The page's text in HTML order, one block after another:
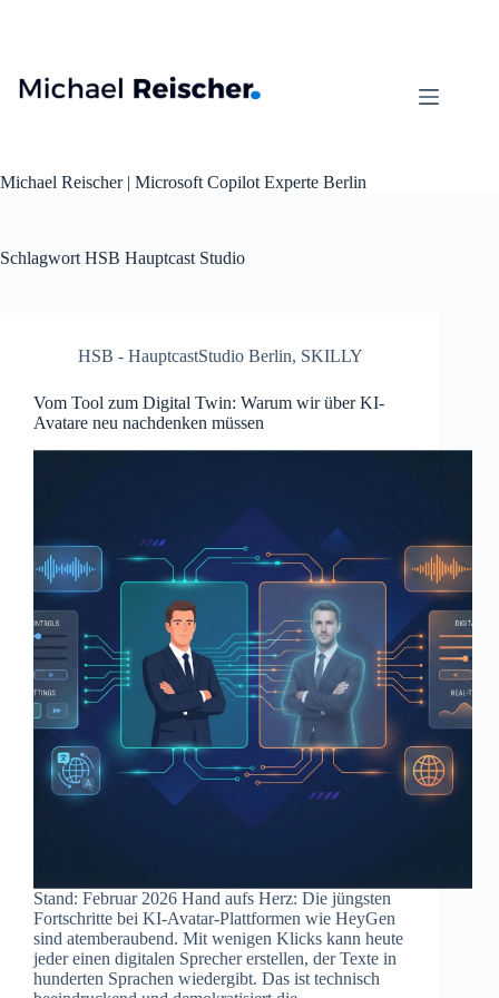
Michael Reischer | Microsoft Copilot Experte Berlin
Schlagwort HSB Hauptcast Studio
HSB - HauptcastStudio Berlin, SKILLY
Vom Tool zum Digital Twin: Warum wir über KI-
Avatare neu nachdenken müssen
Stand: Februar 2026 Hand aufs Herz: Die jüngsten
Fortschritte bei KI-Avatar-Plattformen wie HeyGen
sind atemberaubend. Mit wenigen Klicks kann heute
jeder einen digitalen Sprecher erstellen, der Texte in
hunderten Sprachen wiedergibt. Das ist technisch